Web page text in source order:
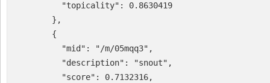
          "topicality": 0.8630419
        },
        {
          "mid": "/m/05mqq3",
          "description": "snout",
          "score": 0.7132316,